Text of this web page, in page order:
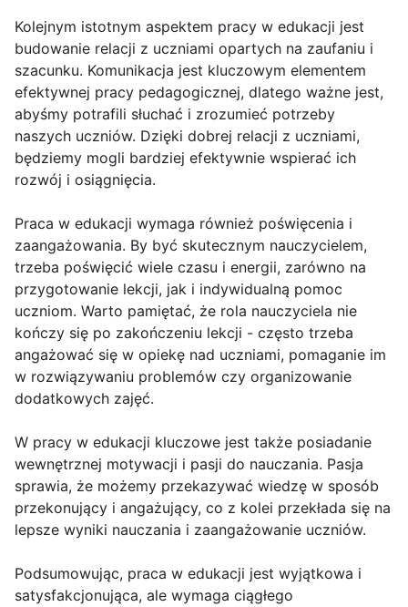
Kolejnym istotnym aspektem pracy w edukacji jest
budowanie relacji z uczniami opartych na zaufaniu i
szacunku. Komunikacja jest kluczowym elementem
efektywnej pracy pedagogicznej, dlatego ważne jest,
abyśmy potrafili słuchać i zrozumieć potrzeby
naszych uczniów. Dzięki dobrej relacji z uczniami,
będziemy mogli bardziej efektywnie wspierać ich
rozwój i osiągnięcia.
Praca w edukacji wymaga również poświęcenia i
zaangażowania. By być skutecznym nauczycielem,
trzeba poświęcić wiele czasu i energii, zarówno na
przygotowanie lekcji, jak i indywidualną pomoc
uczniom. Warto pamiętać, że rola nauczyciela nie
kończy się po zakończeniu lekcji - często trzeba
angażować się w opiekę nad uczniami, pomaganie im
w rozwiązywaniu problemów czy organizowanie
dodatkowych zajęć.
W pracy w edukacji kluczowe jest także posiadanie
wewnętrznej motywacji i pasji do nauczania. Pasja
sprawia, że możemy przekazywać wiedzę w sposób
przekonujący i angażujący, co z kolei przekłada się na
lepsze wyniki nauczania i zaangażowanie uczniów.
Podsumowując, praca w edukacji jest wyjątkowa i
satysfakcjonująca, ale wymaga ciągłego